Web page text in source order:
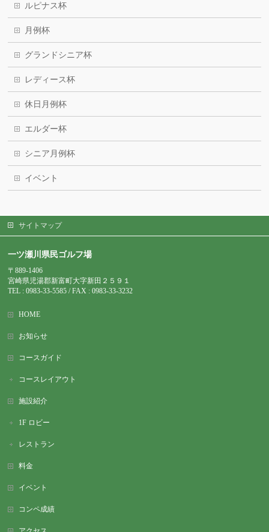
ルピナス杯
月例杯
グランドシニア杯
レディース杯
休日月例杯
エルダー杯
シニア月例杯
イベント
サイトマップ
一ツ瀬川県民ゴルフ場
〒889-1406
宮崎県児湯郡新富町大字新田２５９１
TEL : 0983-33-5585 / FAX : 0983-33-3232
HOME
お知らせ
コースガイド
コースレイアウト
施設紹介
1F ロビー
レストラン
料金
イベント
コンペ成績